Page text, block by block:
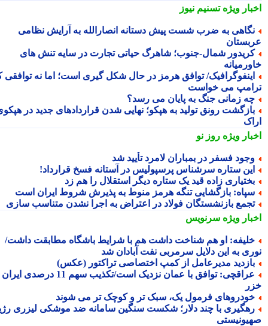
ویژهتسنیم نیوز
به ضرب شست پیش دستانه انصارالله به آرایش نظامی
شمال-جنوب؛ شاهرگ حیاتی تجارت در سایه تنش های
توافق هرمز در حال شکل گیری است؛ اما نه توافقی که
می خواست
زمانی جنگ به پایان می رسد؟
رونق تولید به هپکو؛ نهایی شدن قراردادهای جدید در هپکوی
ویژهروز نو
فسفر در بمباران لامرد تأیید شد
ستاره سرشناس پرسپولیس در آستانه فسخ قرارداد!
زاده قید یک ستاره دیگر استقلال را هم زد
بازگشایی تنگه هرمز منوط به پذیرش شروط ایران است
بازنشستگان فولاد در اعتراض به اجرا نشدن متناسب سازی
ویژهسرنویس
او هم شناخت داشت هم با شرایط باشگاه مطابقت داشت/
به این دلایل سرمربی نفت آبادان شد
مدیرعامل از کمپ اختصاصی تراکتور (عکس)
عراقچی: توافق با عمان نزدیک است/تکذیب سهم 11 درصدی ایران از
فرمول یک، سبک تر و کوچک تر می شوند
با چند دلار؛ شکست سنگین سامانه ضد موشکی لیزری رژیم